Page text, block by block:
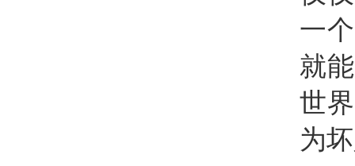
一
就
世
为